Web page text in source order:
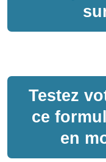
Testez
ce
en